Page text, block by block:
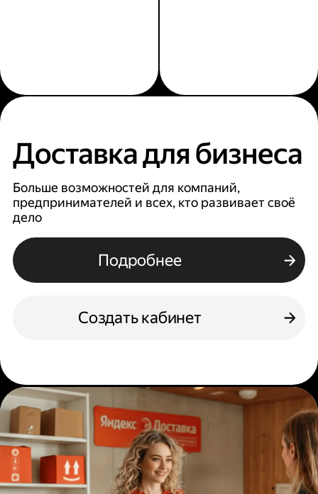
Доставка для бизнеса
Больше возможностей для компаний,
предпринимателей и всех, кто развивает своё
дело
Подробнее
Создать кабинет